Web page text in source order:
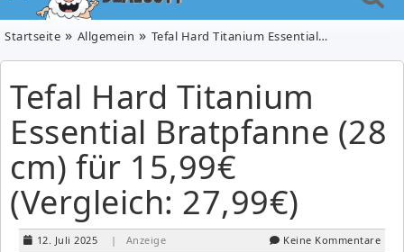
Startseite Allgemein Tefal Hard Titanium Essential Bratpfanne (28 cm) für 15,99€ (Vergleich: 27,99€)
Tefal Hard Titanium
Essential Bratpfanne (28
cm) für 15,99€
(Vergleich: 27,99€)
12. Juli 2025 | Anzeige Keine Kommentare